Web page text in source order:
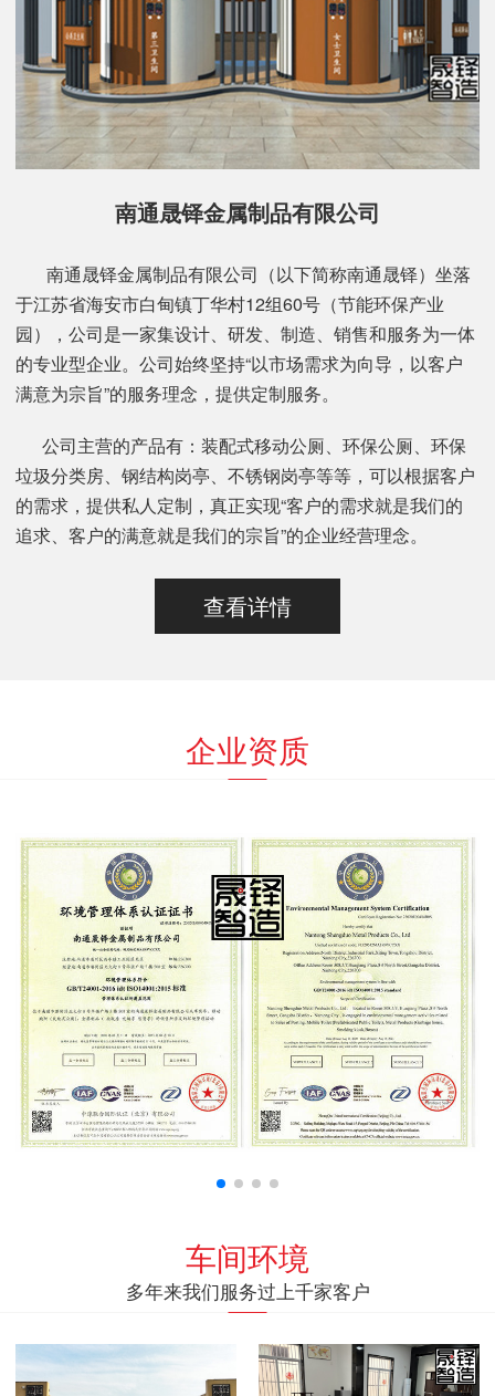
南通晟铎金属制品有限公司
南通晟铎金属制品有限公司（以下简称南通晟铎）坐落
于江苏省海安市白甸镇丁华村12组60号（节能环保产业
园），公司是一家集设计、研发、制造、销售和服务为一体
的专业型企业。公司始终坚持“以市场需求为向导，以客户
满意为宗旨”的服务理念，提供定制服务。
公司主营的产品有：装配式移动公厕、环保公厕、环保
垃圾分类房、钢结构岗亭、不锈钢岗亭等等，可以根据客户
的需求，提供私人定制，真正实现“客户的需求就是我们的
追求、客户的满意就是我们的宗旨”的企业经营理念。
查看详情
企业资质
车间环境
多年来我们服务过上千家客户